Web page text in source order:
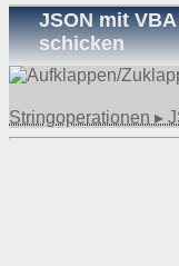
JSON mit
schicken
Stringoperationen ▸